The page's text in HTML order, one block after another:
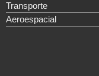
Transporte
Aeroespacial